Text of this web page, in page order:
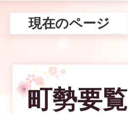
現在のページ
町勢要覧